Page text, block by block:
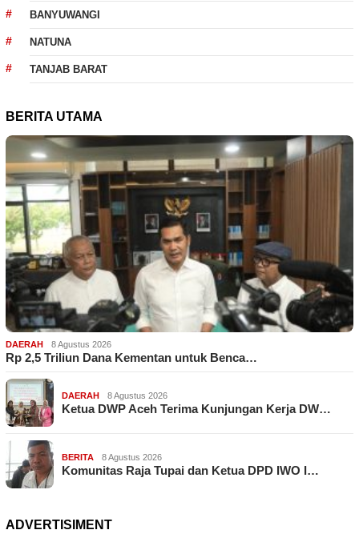
BANYUWANGI
NATUNA
TANJAB BARAT
BERITA UTAMA
DAERAH 8 Agustus 2026
Rp 2,5 Triliun Dana Kementan untuk Benca…
DAERAH 8 Agustus 2026
Ketua DWP Aceh Terima Kunjungan Kerja DW…
BERITA 8 Agustus 2026
Komunitas Raja Tupai dan Ketua DPD IWO I…
ADVERTISIMENT